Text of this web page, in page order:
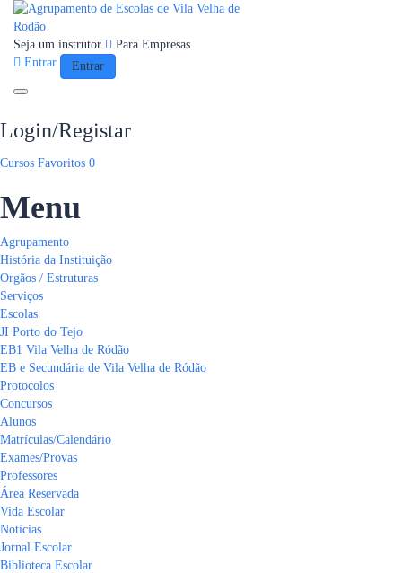
Seja um instrutor
Para Empresas
Entrar
Entrar
Login/Registar
Cursos Favoritos 0
Menu
Agrupamento
História da Instituição
Orgãos / Estruturas
Serviços
Escolas
JI Porto do Tejo
EB1 Vila Velha de Ródão
EB e Secundária de Vila Velha de Ródão
Protocolos
Concursos
Alunos
Matrículas/Calendário
Exames/Provas
Professores
Área Reservada
Vida Escolar
Notícias
Jornal Escolar
Biblioteca Escolar